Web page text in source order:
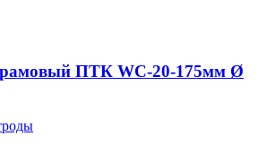
ПТК WС-20-175мм Ø